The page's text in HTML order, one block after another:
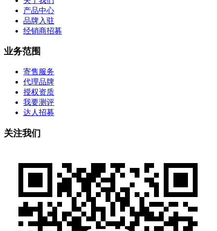
产品中心
品牌入驻
经销商招募
业务范围
寄售服务
代理品牌
授权资质
我要测评
达人招募
关注我们